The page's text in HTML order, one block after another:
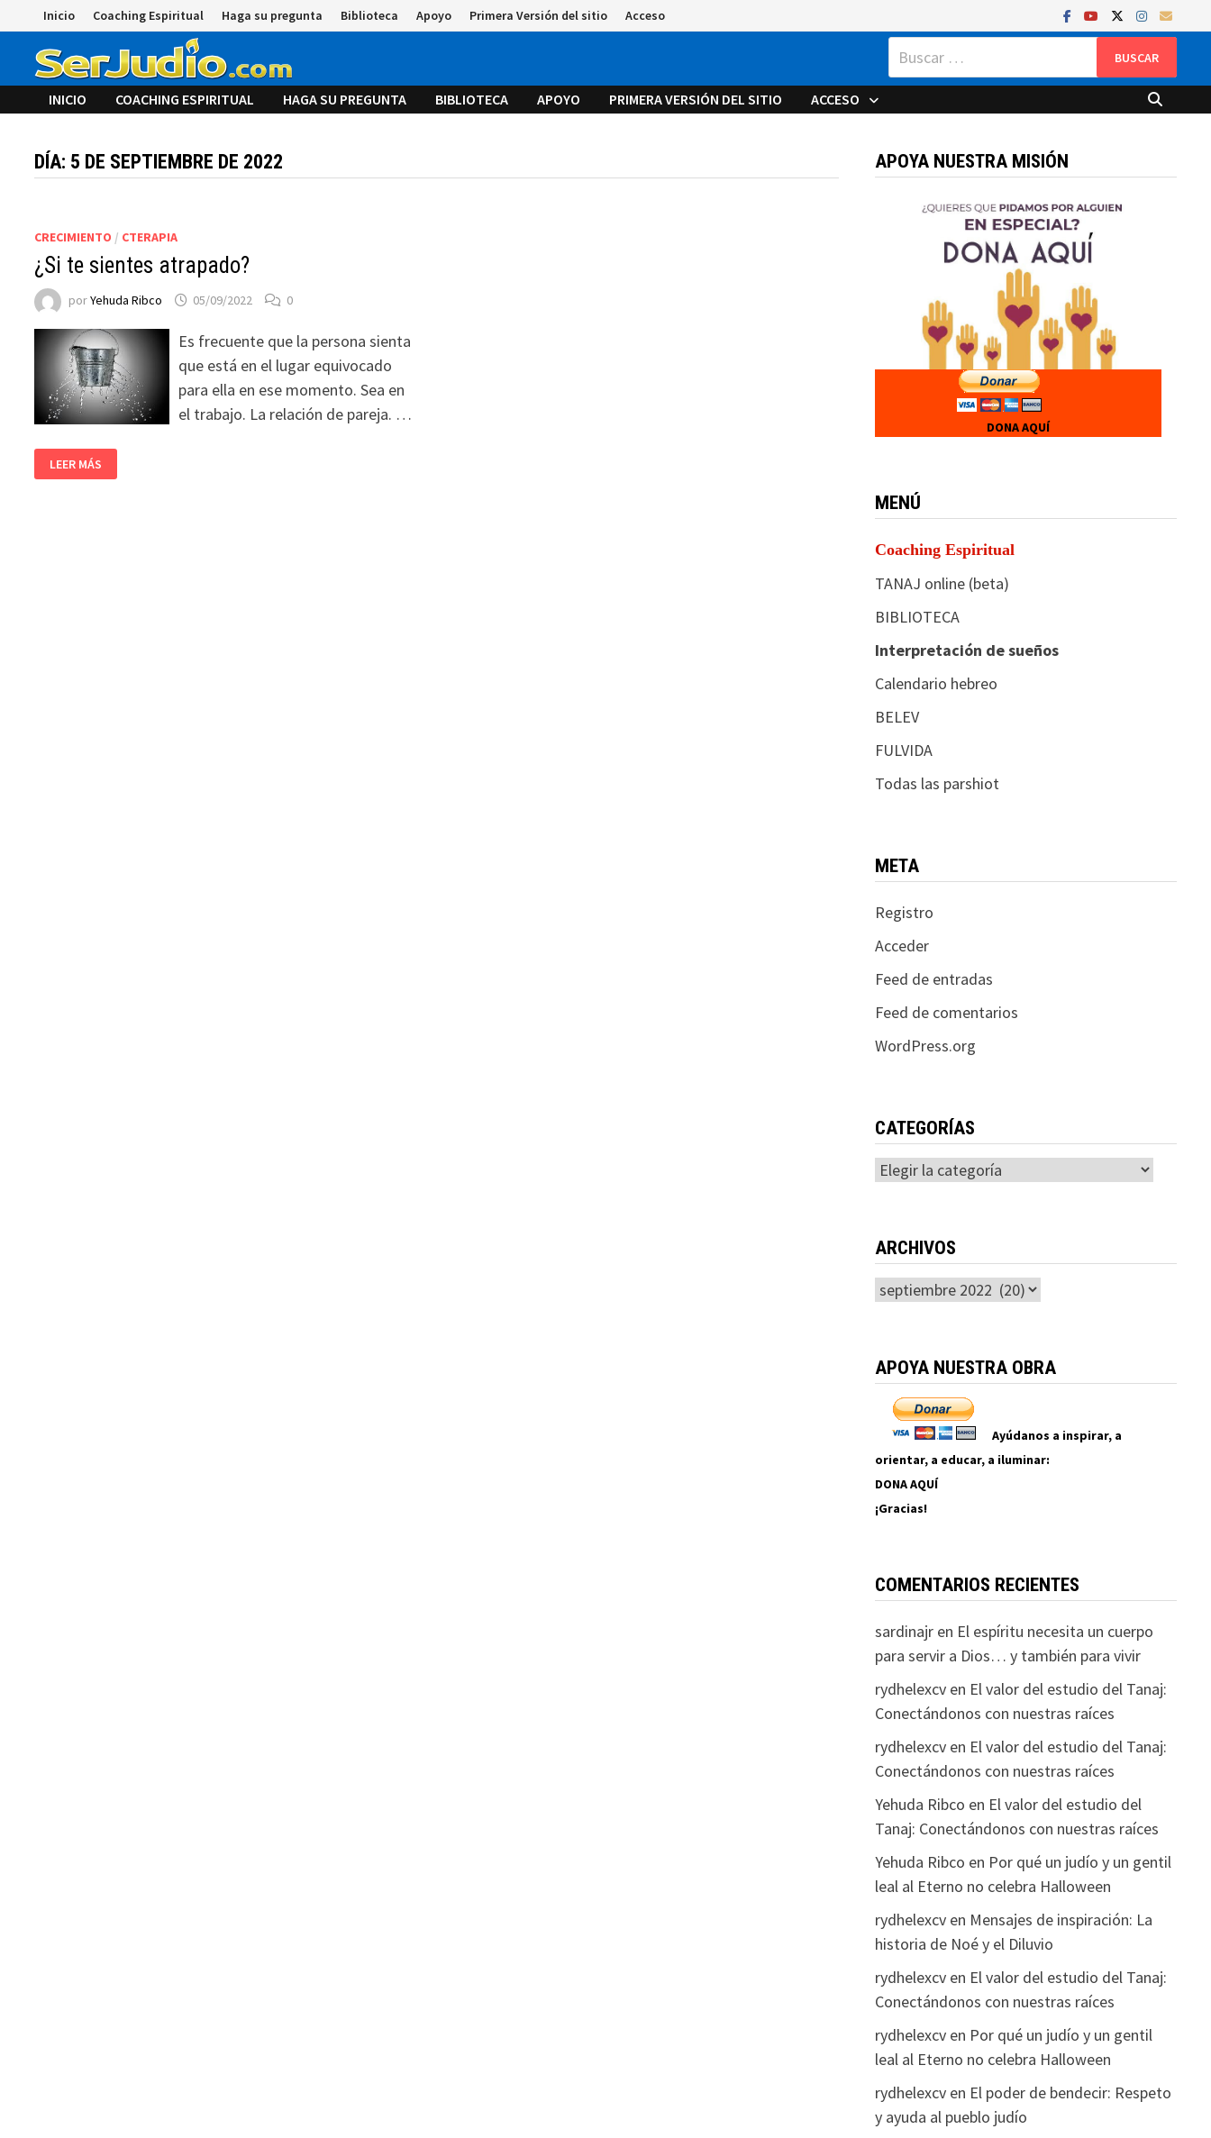
al
contenido
Inicio Coaching Espiritual Haga su pregunta Biblioteca Apoyo Primera Versión del sitio Acceso
Buscar:
INICIO COACHING ESPIRITUAL HAGA SU PREGUNTA BIBLIOTECA APOYO PRIMERA VERSIÓN DEL SITIO ACCESO
DÍA: 5 DE SEPTIEMBRE DE 2022
CRECIMIENTO / CTERAPIA
¿Si te sientes atrapado?
porYehuda Ribco 05/09/2022 0
Es frecuente que la persona sienta
que está en el lugar equivocado
para ella en ese momento. Sea en
el trabajo. La relación de pareja. …
LEER MÁS
APOYA NUESTRA MISIÓN
DONA AQUÍ
MENÚ
Coaching Espiritual
TANAJ online (beta)
BIBLIOTECA
Interpretación de sueños
Calendario hebreo
BELEV
FULVIDA
Todas las parshiot
META
Registro
Acceder
Feed de entradas
Feed de comentarios
WordPress.org
CATEGORÍAS
Categorías
ARCHIVOS
Archivos
APOYA NUESTRA OBRA
Ayúdanos a inspirar, a
orientar, a educar, a iluminar:
DONA AQUÍ
¡Gracias!
COMENTARIOS RECIENTES
sardinajren El espíritu necesita un cuerpo
para servir a Dios… y también para vivir
rydhelexcven El valor del estudio del Tanaj:
Conectándonos con nuestras raíces
rydhelexcven El valor del estudio del Tanaj:
Conectándonos con nuestras raíces
Yehuda Ribco en El valor del estudio del
Tanaj: Conectándonos con nuestras raíces
Yehuda Ribco en Por qué un judío y un gentil
leal al Eterno no celebra Halloween
rydhelexcven Mensajes de inspiración: La
historia de Noé y el Diluvio
rydhelexcven El valor del estudio del Tanaj:
Conectándonos con nuestras raíces
rydhelexcven Por qué un judío y un gentil
leal al Eterno no celebra Halloween
rydhelexcven El poder de bendecir: Respeto
y ayuda al pueblo judío